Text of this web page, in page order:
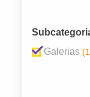
Galerias